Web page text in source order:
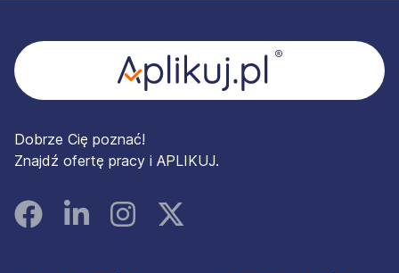
Dobrze Cię poznać!
Znajdź ofertę pracy i APLIKUJ.
FacebookLinked InInstagramInstagram